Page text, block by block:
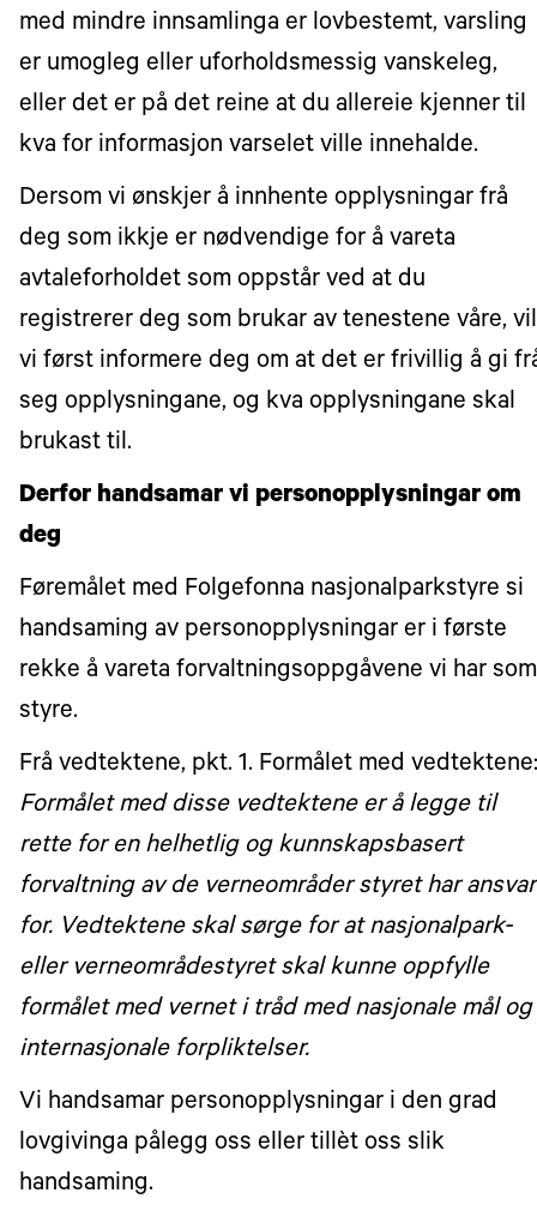
med mindre innsamlinga er lovbestemt, varsling
er umogleg eller uforholdsmessig vanskeleg,
eller det er på det reine at du allereie kjenner til
kva for informasjon varselet ville innehalde.
Dersom vi ønskjer å innhente opplysningar frå
deg som ikkje er nødvendige for å vareta
avtaleforholdet som oppstår ved at du
registrerer deg som brukar av tenestene våre, vil
vi først informere deg om at det er frivillig å gi
seg opplysningane, og kva opplysningane skal
brukast til.
Derfor handsamar vi personopplysningar om
deg
Føremålet med Folgefonna nasjonalparkstyre si
handsaming av personopplysningar er i første
rekke å vareta forvaltningsoppgåvene vi har som
styre.
Frå vedtektene, pkt. 1. Formålet med vedtektene:
Formålet med disse vedtektene er å legge til
rette for en helhetlig og kunnskapsbasert
forvaltning av de verneområder styret har ansvar
for. Vedtektene skal sørge for at nasjonalpark-
eller verneområdestyret skal kunne oppfylle
formålet med vernet i tråd med nasjonale mål og
internasjonale forpliktelser.
Vi handsamar personopplysningar i den grad
lovgivinga pålegg oss eller tillèt oss slik
handsaming.